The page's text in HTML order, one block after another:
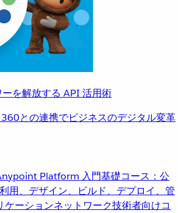
を解放する API 活用術
との連携でビジネスのデジタル変革
Platform 入門基礎コース：公
用、デザイン、ビルド、デプロイ、管
ケーションネットワーク技術者向けコ